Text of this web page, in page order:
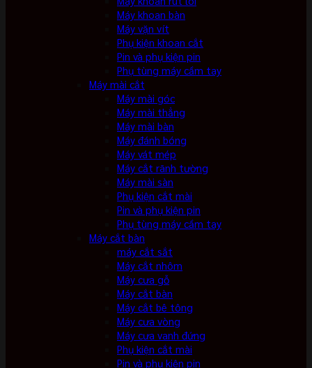
Máy khoan bàn
Máy vặn vít
Phụ kiện khoan cắt
Pin và phụ kiện pin
Phụ tùng máy cầm tay
Máy mài cắt
Máy mài góc
Máy mài thẳng
Máy mài bàn
Máy đánh bóng
Máy vát mép
Máy cắt rãnh tường
Máy mài sàn
Phụ kiện cắt mài
Pin và phụ kiện pin
Phụ tùng máy cầm tay
Máy cắt bàn
máy cắt sắt
Máy cắt nhôm
Máy cưa gỗ
Máy cắt bàn
Máy cắt bê tông
Máy cưa vòng
Máy cưa vanh đứng
Phụ kiện cắt mài
Pin và phụ kiện pin